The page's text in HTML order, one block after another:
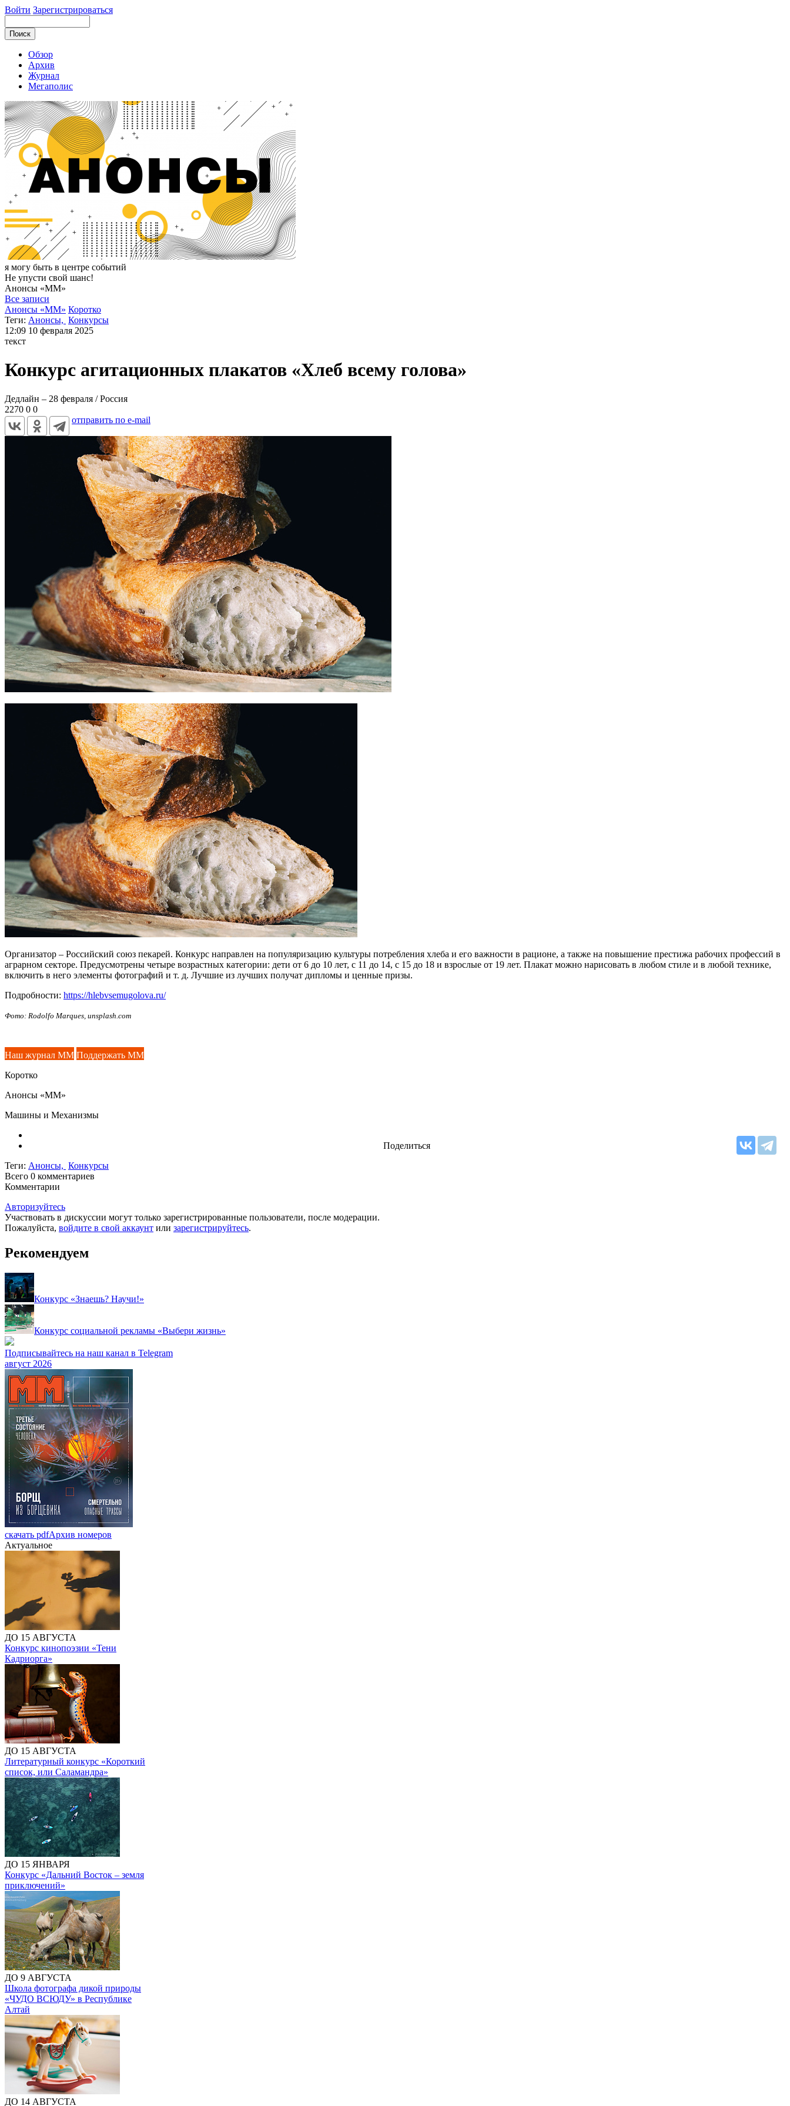
Войти Зарегистрироваться
Обзор
Архив
Журнал
Мегаполис
я могу быть в центре событий
Не упусти свой шанс!
Анонсы «ММ»
Все записи
Анонсы «ММ» Коротко
Теги: Анонсы, Конкурсы
12:09 10 февраля 2025
текст
Конкурс агитационных плакатов «Хлеб всему голова»
Дедлайн – 28 февраля / Россия
2270 0 0
отправить по e-mail
Организатор – Российский союз пекарей. Конкурс направлен на популяризацию культуры потребления хлеба и его важности в рационе, а также на повышение престижа рабочих профессий в
аграрном секторе. Предусмотрены четыре возрастных категории: дети от 6 до 10 лет, с 11 до 14, с 15 до 18 и взрослые от 19 лет. Плакат можно нарисовать в любом стиле и в любой технике,
включить в него элементы фотографий и т. д. Лучшие из лучших получат дипломы и ценные призы.
Подробности: https://hlebvsemugolova.ru/
Фото: Rodolfo Marques, unsplash.com
Наш журнал ММ Поддержать ММ
Коротко
Анонсы «ММ»
Машины и Механизмы
Поделиться
Теги: Анонсы, Конкурсы
Всего 0 комментариев
Комментарии
Авторизуйтесь
Участвовать в дискуссии могут только зарегистрированные пользователи, после модерации.
Пожалуйста, войдите в свой аккаунт или зарегистрируйтесь.
Рекомендуем
Конкурс «Знаешь? Научи!»
Конкурс социальной рекламы «Выбери жизнь»
Подписывайтесь на наш канал в Telegram
август 2026
скачать pdfАрхив номеров
Актуальное
ДО 15 АВГУСТА
Конкурс кинопоэзии «Тени
Кадриорга»
ДО 15 АВГУСТА
Литературный конкурс «Короткий
список, или Саламандра»
ДО 15 ЯНВАРЯ
Конкурс «Дальний Восток – земля
приключений»
ДО 9 АВГУСТА
Школа фотографа дикой природы
«ЧУДО ВСЮДУ» в Республике
Алтай
ДО 14 АВГУСТА